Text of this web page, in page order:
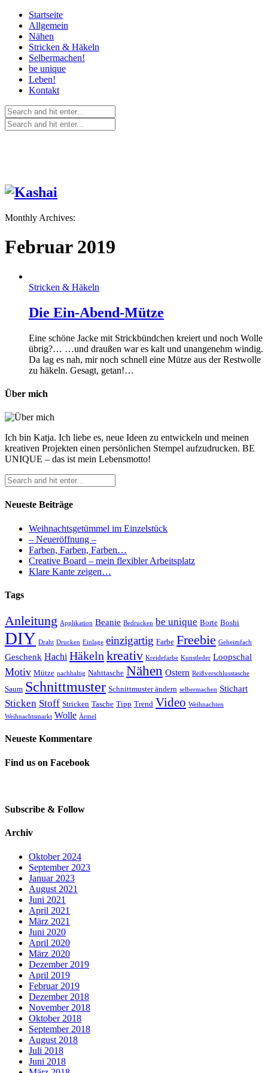
Startseite
Allgemein
Nähen
Stricken & Häkeln
Selbermachen!
be unique
Leben!
Kontakt
Monthly Archives:
Februar 2019
Stricken & Häkeln
Die Ein-Abend-Mütze
Eine schöne Jacke mit Strickbündchen kreiert und noch Wolle
übrig?… …und draußen war es kalt und unangenehm windig.
Da lag es nah, mir noch schnell eine Mütze aus der Restwolle
zu häkeln. Gesagt, getan!…
Über mich
Ich bin Katja. Ich liebe es, neue Ideen zu entwickeln und meinen
kreativen Projekten einen persönlichen Stempel aufzudrucken. BE
UNIQUE – das ist mein Lebensmotto!
Neueste Beiträge
Weihnachtsgetümmel im Einzelstück
– Neueröffnung –
Farben, Farben, Farben…
Creative Board – mein flexibler Arbeitsplatz
Klare Kante zeigen…
Tags
Anleitung Applikation Beanie Bedrucken be unique Borte Boshi
DIY Draht Drucken Einlage einzigartig Farbe Freebie Geheimfach
Geschenk Hachi Häkeln kreativ Kreidefarbe Kunstleder Loopschal
Motiv Mütze nachhaltig Nahttasche Nähen Ostern Reißverschlusstasche
Saum Schnittmuster Schnittmuster ändern selbermachen Stichart
Sticken Stoff Stricken Tasche Tipp Trend Video Weihnachten
Weihnachtsmarkt Wolle Ärmel
Neueste Kommentare
Find us on Facebook
Subscribe & Follow
Archiv
Oktober 2024
September 2023
Januar 2023
August 2021
Juni 2021
April 2021
März 2021
Juni 2020
April 2020
März 2020
Dezember 2019
April 2019
Februar 2019
Dezember 2018
November 2018
Oktober 2018
September 2018
August 2018
Juli 2018
Juni 2018